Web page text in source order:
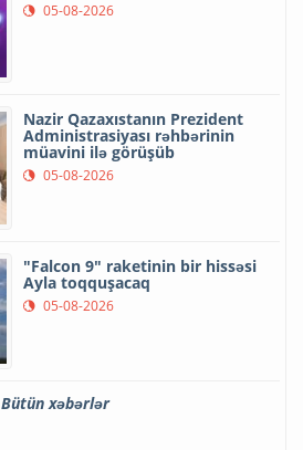
05-08-2026
Nazir Qazaxıstanın Prezident
Administrasiyası rəhbərinin
müavini ilə görüşüb
05-08-2026
"Falcon 9" raketinin bir hissəsi
Ayla toqquşacaq
05-08-2026
Bütün xəbərlər